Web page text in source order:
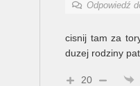
Odpowiedź
cisnij tam za
duzej rodziny
20